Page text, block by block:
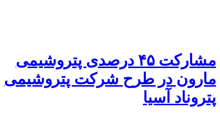
مشارکت ۴۵ درصدی پتروشیمی
مارون در طرح شرکت پتروشیمی
پتروناد آسیا